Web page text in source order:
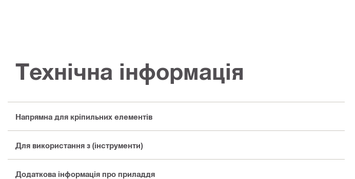
Технічна інформація
Напрямна для кріпильних елементів
Для використання з (інструменти)
Додаткова інформація про приладдя